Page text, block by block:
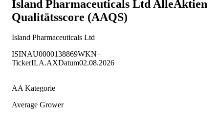
Island Pharmaceuticals Ltd AlleAktien
Qualitätsscore (AAQS)
Island Pharmaceuticals Ltd
ISINAU0000138869WKN–
TickerILA.AXDatum02.08.2026
AA Kategorie
Average Grower